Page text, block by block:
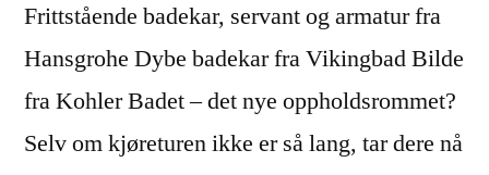
Frittstående badekar, servant og armatur fra
Hansgrohe Dybe badekar fra Vikingbad Bilde
fra Kohler Badet – det nye oppholdsrommet?
Selv om kjøreturen ikke er så lang, tar dere nå